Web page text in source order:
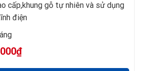
cấp,khung gỗ tự nhiên và sử dụng
điện
₫